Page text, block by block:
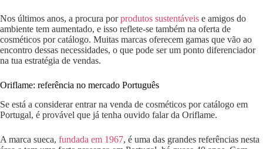
Nos últimos anos, a procura porprodutos sustentáveis e amigos do
ambiente tem aumentado, e isso reflete-se também na oferta de
cosméticos por catálogo. Muitas marcas oferecem gamas que vão ao
encontro dessas necessidades, o que pode ser um ponto diferenciador
na tua estratégia de vendas.
Oriflame: referência no mercado Português
Se está a considerar entrar na venda de cosméticos por catálogo em
Portugal, é provável que já tenha ouvido falar da Oriflame.
A marca sueca, fundada em 1967, é uma das grandes referências nesta